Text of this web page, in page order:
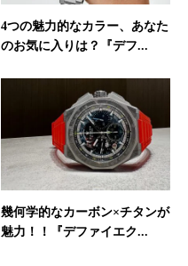
4つの魅力的なカラー、あなた
のお気に入りは？『デフ...
幾何学的なカーボン×チタンが
魅力！！『デファイエク...